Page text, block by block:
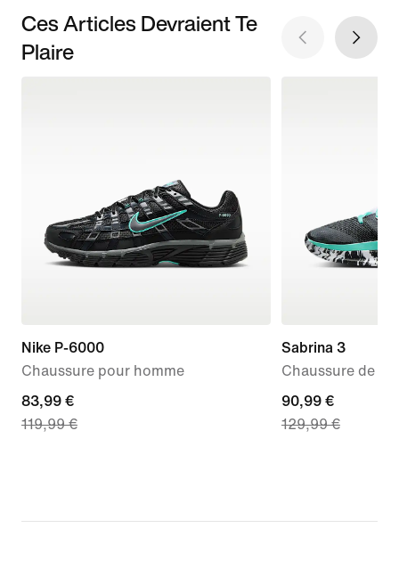
Ces Articles Devraient Te
Plaire
Nike P-6000
Chaussure pour homme
current
price
119,99 €
83,99 €
119,99 €
Sabrina 3
Chaussure de
current
price
129,99 €
90,99 €
129,99 €